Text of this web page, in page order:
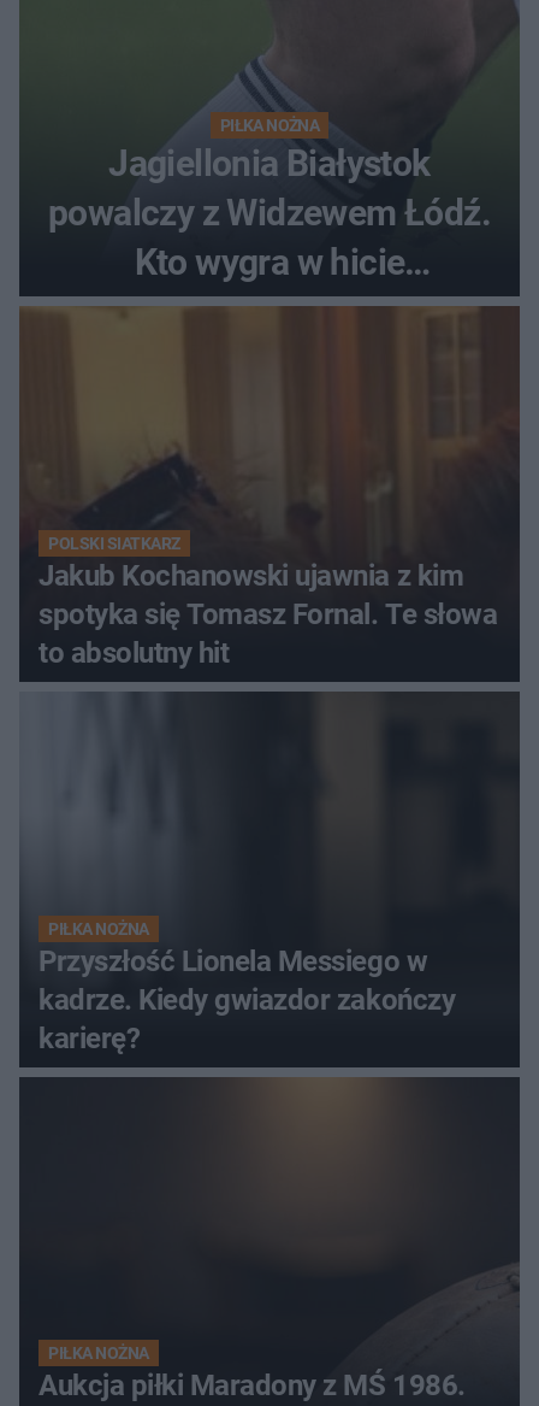
PIŁKA NOŻNA
Jagiellonia Białystok
powalczy z Widzewem Łódź.
Kto wygra w hicie
Ekstraklasy?
POLSKI SIATKARZ
Jakub Kochanowski ujawnia z kim
spotyka się Tomasz Fornal. Te słowa
to absolutny hit
PIŁKA NOŻNA
Przyszłość Lionela Messiego w
kadrze. Kiedy gwiazdor zakończy
karierę?
PIŁKA NOŻNA
Aukcja piłki Maradony z MŚ 1986.